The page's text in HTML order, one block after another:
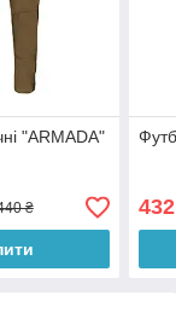
"ARMADA"
₴ 432